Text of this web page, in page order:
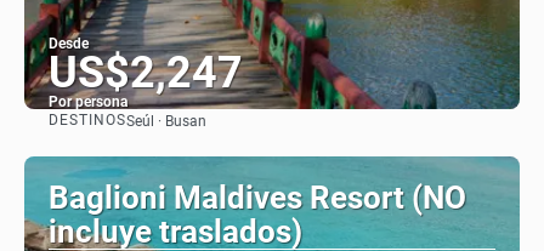
Desde
US$2,247
Por persona
DESTINOSSeúl · Busan
Baglioni Maldives Resort (NO
incluye traslados)